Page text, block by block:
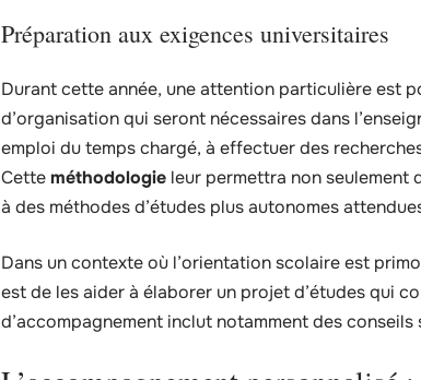
Préparation aux exigences universitaires
Durant cette année, une attention particulière est
d’organisation qui seront nécessaires dans
emploi du temps chargé, à effectuer des
Cetteméthodologie leur permettra non seulement
à des méthodes d’études plus autonomes
Dans un contexte où l’orientation scolaire est
est de les aider à élaborer un projet d’études qui
d’accompagnement inclut notamment des